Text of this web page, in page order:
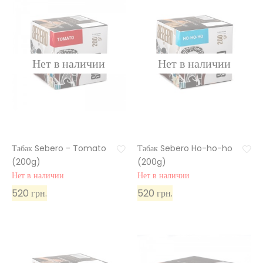
Табак Sebero - Tomato
(200g)
Нет в наличии
520 грн.
Табак Sebero Ho-ho-ho
(200g)
Нет в наличии
520 грн.